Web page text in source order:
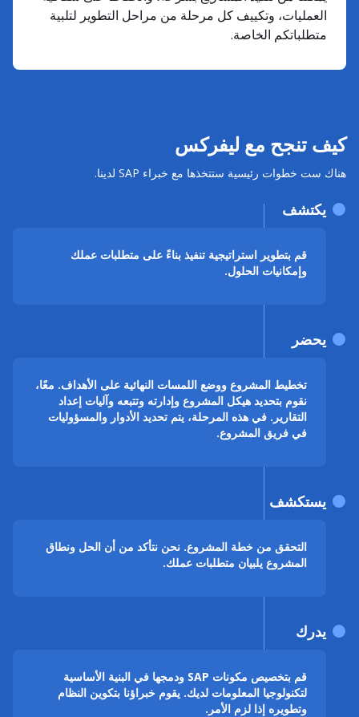
العمليات، وتكييف كل مرحلة من مراحل التطوير لتلبية
متطلباتكم الخاصة.
كيف تنجح مع ليفركس
هناك ست خطوات رئيسية ستتخذها مع خبراء SAP لدينا.
قم بتطوير استراتيجية تنفيذ بناءً على متطلبات عملك
وإمكانيات الحلول.
يكتشف
تخطيط المشروع ووضع اللمسات النهائية على الأهداف. معًا،
نقوم بتحديد هيكل المشروع وإدارته وتتبعه وآليات إعداد
التقارير. في هذه المرحلة، يتم تحديد الأدوار والمسؤوليات
في فريق المشروع.
يحضر
التحقق من خطة المشروع. نحن نتأكد من أن الحل ونطاق
المشروع يلبيان متطلبات عملك.
يستكشف
قم بتخصيص مكونات SAP ودمجها في البنية الأساسية
لتكنولوجيا المعلومات لديك. يقوم خبراؤنا بتكوين النظام
وتطويره إذا لزم الأمر.
يدرك